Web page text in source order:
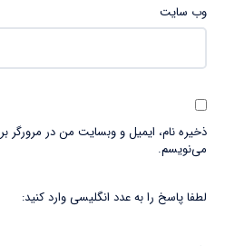
وب‌ سایت
ذخیره نام، ایمیل و وبسایت من در مرورگر
می‌نویسم.
لطفا پاسخ را به عدد انگلیسی وارد کنید: